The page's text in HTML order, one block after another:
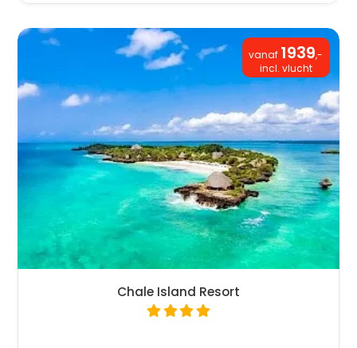
vanaf 1939,-
incl. vlucht
Chale Island Resort